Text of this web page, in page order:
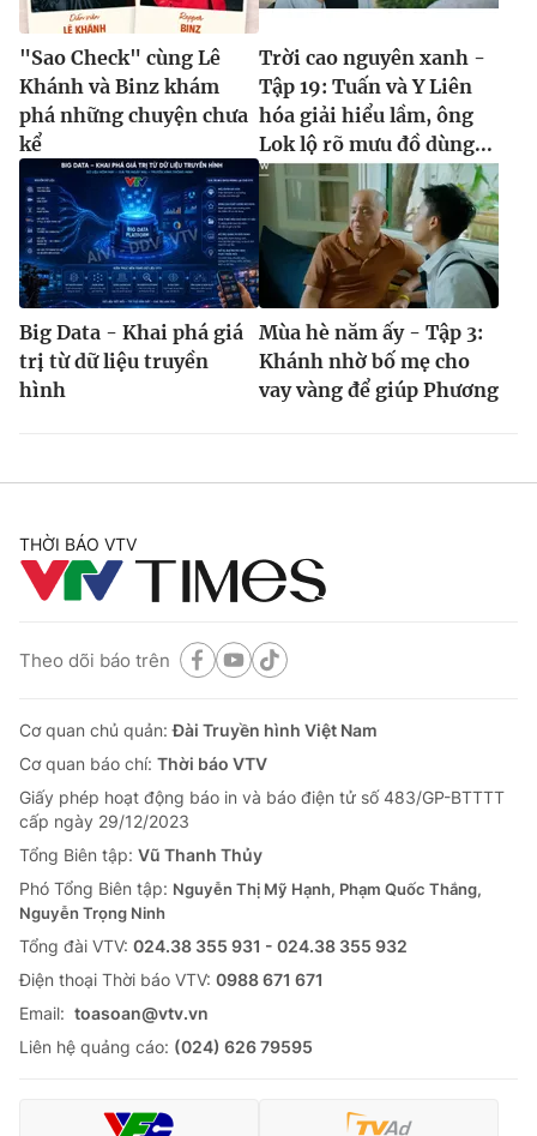
"Sao Check" cùng Lê
Khánh và Binz khám
phá những chuyện chưa
kể
Trời cao nguyên xanh -
Tập 19: Tuấn và Y Liên
hóa giải hiểu lầm, ông
Lok lộ rõ mưu đồ dùng...
Big Data - Khai phá giá
trị từ dữ liệu truyền
hình
Mùa hè năm ấy - Tập 3:
Khánh nhờ bố mẹ cho
vay vàng để giúp Phương
THỜI BÁO VTV
Theo dõi báo trên
Cơ quan chủ quản:Đài Truyền hình Việt Nam
Cơ quan báo chí: Thời báo VTV
Giấy phép hoạt động báo in và báo điện tử số 483/GP-BTTTT
cấp ngày 29/12/2023
Tổng Biên tập: Vũ Thanh Thủy
Phó Tổng Biên tập: Nguyễn Thị Mỹ Hạnh, Phạm Quốc Thắng,
Nguyễn Trọng Ninh
Tổng đài VTV: 024.38 355 931 - 024.38 355 932
Ðiện thoại Thời báo VTV: 0988 671 671
Email: toasoan@vtv.vn
Liên hệ quảng cáo: (024) 626 79595